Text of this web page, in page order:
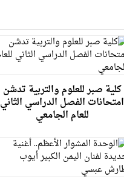
كلية صبر للعلوم والتربية تدشن
امتحانات الفصل الدراسي الثاني
للعام الجامعي